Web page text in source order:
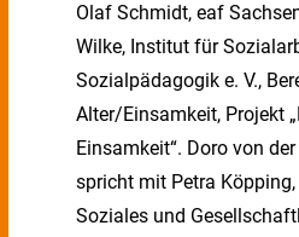
Olaf Schmidt, eaf
Wilke, Institut für
Sozialpädagogik e. V.,
Alter/Einsamkeit, Projekt
Einsamkeit“. Doro von
spricht mit Petra
Soziales und